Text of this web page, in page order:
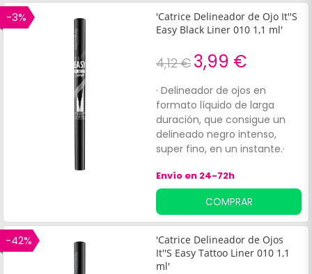
-3%
'Catrice Delineador de Ojo It''S
Easy Black Liner 010 1,1 ml'
4,12 € 3,99 €
· Delineador de ojos en
formato líquido de larga
duración, que consigue un
delineado negro intenso,
super fino, en un instante.·
perfecta para un delineador
espectacular, sólo hay que
aplicar polvos sueltos o una
prebase de sombras.·
Fórmula vegana, no ha sido
testado en animales.· Color
010, Blackest Black.
Envío en 24-72h
COMPRAR
-42%
'Catrice Delineador de Ojos
It''S Easy Tattoo Liner 010 1,1
ml'